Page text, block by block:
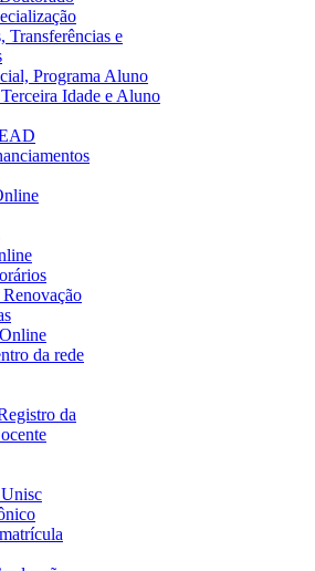
Transferências e
Programa Aluno
Idade e Aluno
da rede
da